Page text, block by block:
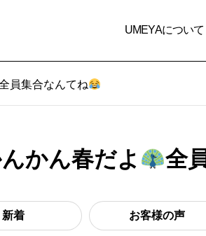
UMEYAについて
員集合なんてね
かん春だよ 全
新着 お客様の声